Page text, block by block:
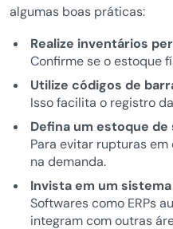
algumas boas práticas:
Realize inventários
Confirme se o estoque
Utilize códigos de
Isso facilita o registro
Defina um estoque de
Para evitar rupturas
na demanda.
Invista em um
Softwares como ERPs
integram com outras